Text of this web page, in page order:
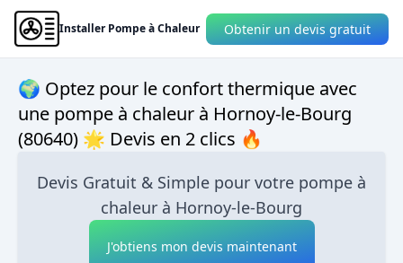
Installer Pompe à Chaleur Obtenir un devis gratuit
🌍 Optez pour le confort thermique avec
une pompe à chaleur à Hornoy-le-Bourg
(80640) 🌟 Devis en 2 clics 🔥
Devis Gratuit & Simple pour votre pompe à
chaleur à Hornoy-le-Bourg
J'obtiens mon devis maintenant